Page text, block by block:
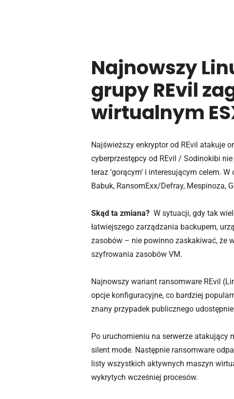
Najnowszy
grupy REvil
wirtualnym
Najświeższy enkryptor od REvil atakuje
cyberprzestępcy od REvil / Sodinokibi
teraz ‘gorącym’ i interesującym celem.
Babuk, RansomExx/Defray, Mespinoza,
Skąd ta zmiana? W sytuacji, gdy tak
łatwiejszego zarządzania backupem,
zasobów – nie powinno zaskakiwać, że
szyfrowania zasobów VM.
Najnowszy wariant ransomware REvil
opcje konfiguracyjne, co bardziej
znany przypadek publicznego
Po uruchomieniu na serwerze atakujący
silent mode. Następnie ransomware
listy wszystkich aktywnych maszyn
wykrytych wcześniej procesów.